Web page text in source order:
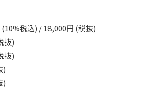
税込) / 18,000円 (税抜)
抜)
抜)
)
)